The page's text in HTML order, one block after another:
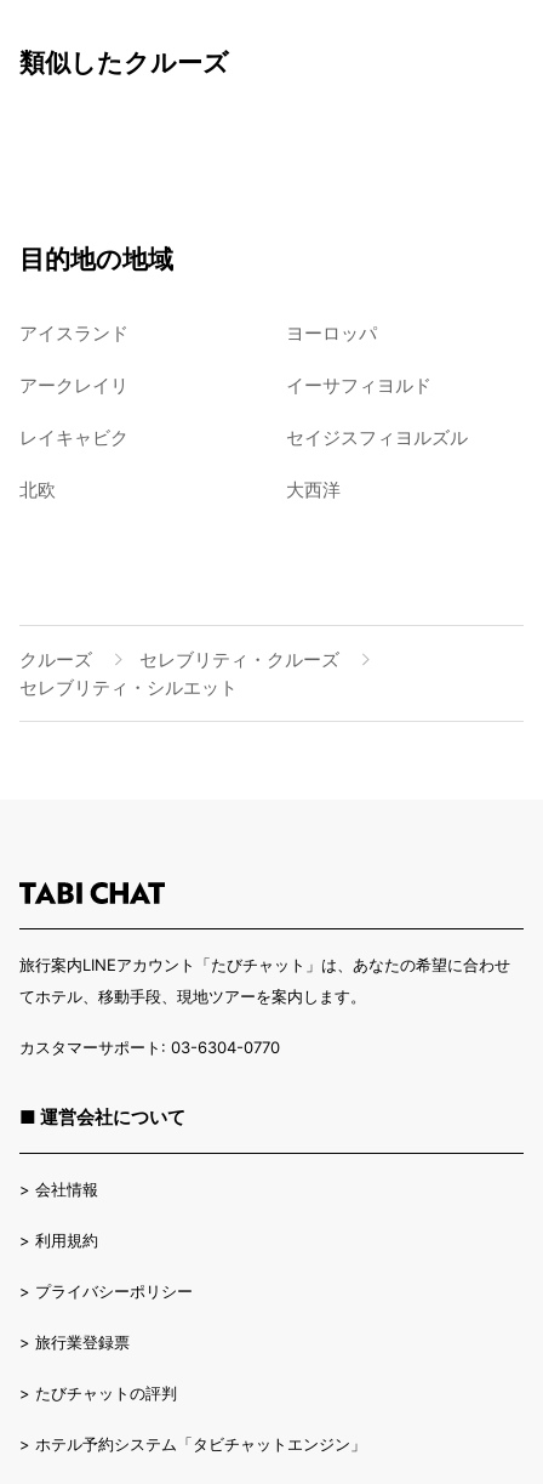
類似したクルーズ
目的地の地域
アイスランド ヨーロッパ
アークレイリ イーサフィヨルド
レイキャビク セイジスフィヨルズル
北欧 大西洋
クルーズ
セレブリティ・クルーズ
セレブリティ・シルエット
旅行案内LINEアカウント「たびチャット」は、あなたの希望に合わせ
てホテル、移動手段、現地ツアーを案内します。
カスタマーサポート: 03-6304-0770
■ 運営会社について
> 会社情報
> 利用規約
> プライバシーポリシー
> 旅行業登録票
> たびチャットの評判
> ホテル予約システム「タビチャットエンジン」